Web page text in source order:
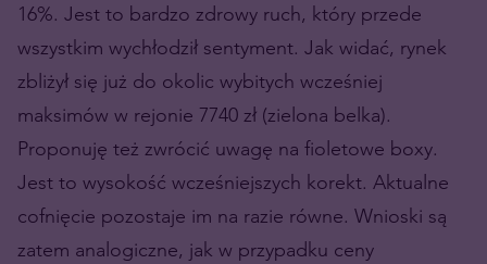
16%. Jest to bardzo zdrowy ruch, który przede
wszystkim wychłodził sentyment. Jak widać, rynek
zbliżył się już do okolic wybitych wcześniej
maksimów w rejonie 7740 zł (zielona belka).
Proponuję też zwrócić uwagę na fioletowe boxy.
Jest to wysokość wcześniejszych korekt. Aktualne
cofnięcie pozostaje im na razie równe. Wnioski są
zatem analogiczne, jak w przypadku ceny